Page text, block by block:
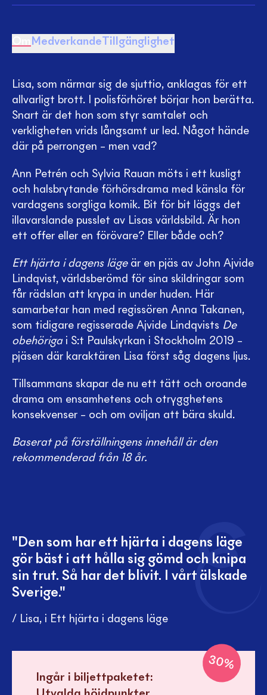
Medverkande Tillgänglighet
Lisa, som närmar sig de sjuttio, anklagas för ett
allvarligt brott. I polisförhöret börjar hon berätta.
Snart är det hon som styr samtalet och
verkligheten vrids långsamt ur led. Något hände
där på perrongen – men vad?
Ann Petrén och Sylvia Rauan möts i ett kusligt
och halsbrytande förhörsdrama med känsla för
vardagens sorgliga komik. Bit för bit läggs det
illavarslande pusslet av Lisas världsbild. Är hon
ett offer eller en förövare? Eller både och?
Ett hjärta i dagens lägeär en pjäs av John Ajvide
Lindqvist, världsberömd för sina skildringar som
får rädslan att krypa in under huden. Här
samarbetar han med regissören Anna Takanen,
som tidigare regisserade Ajvide Lindqvists De
obehörigai S:t Paulskyrkan i Stockholm 2019 –
pjäsen där karaktären Lisa först såg dagens ljus.
Tillsammans skapar de nu ett tätt och oroande
drama om ensamhetens och otrygghetens
konsekvenser – och om oviljan att bära skuld.
Baserat på förställningens innehåll är den
rekommenderad från 18 år.
"Den som har ett hjärta i dagens läge
gör bäst i att hålla sig gömd och knipa
sin trut. Så har det blivit. I vårt älskade
Sverige."
/ Lisa, i Ett hjärta i dagens läge
Ingår i biljettpaketet:
30%